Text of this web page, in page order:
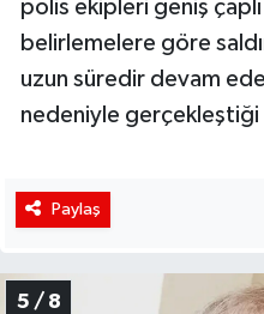
polis ekipleri geniş
belirlemelere göre
uzun süredir devam
nedeniyle
Paylaş
5 / 8